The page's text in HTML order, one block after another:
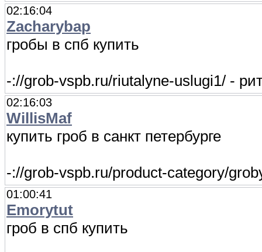
02:16:04
Zacharybap
гробы в спб купить
-://grob-vspb.ru/riutalyne-uslugi1/ -
02:16:03
WillisMaf
купить гроб в санкт петербурге
-://grob-vspb.ru/product-category/
01:00:41
Emorytut
гроб в спб купить